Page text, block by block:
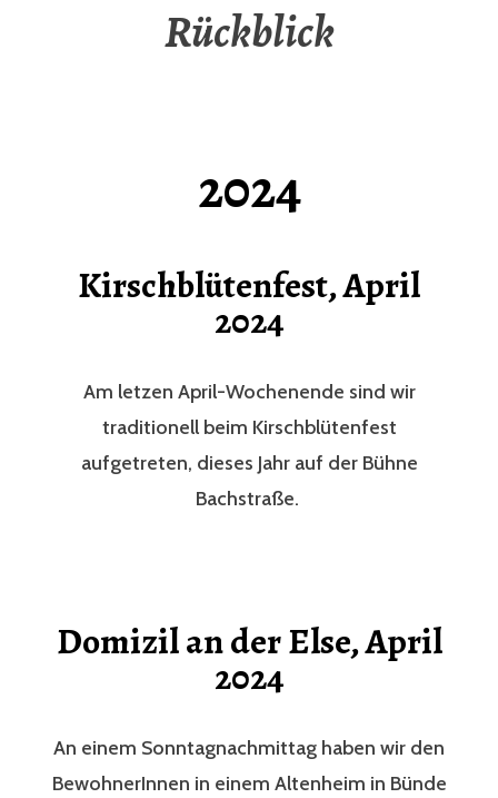
Rückblick
2024
Kirschblütenfest, April
2024
Am letzen April-Wochenende sind wir
traditionell beim Kirschblütenfest
aufgetreten, dieses Jahr auf der Bühne
Bachstraße.
Domizil an der Else, April
2024
An einem Sonntagnachmittag haben wir den
BewohnerInnen in einem Altenheim in Bünde